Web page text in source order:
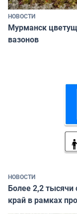
НОВОСТИ
Мурманск
вазонов
НОВОСТИ
Более 2,2 тысячи
край в рамках